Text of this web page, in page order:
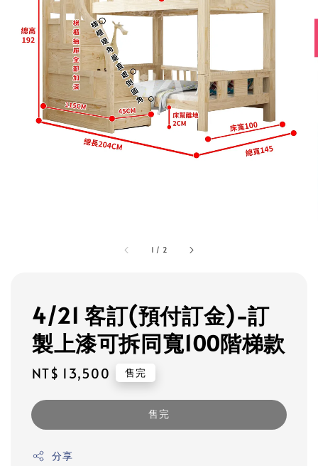
1 / 2
4/21 客訂(預付訂金)-訂
製上漆可拆同寬100階梯款
Regular
NT$ 13,500 售完
售完
分享